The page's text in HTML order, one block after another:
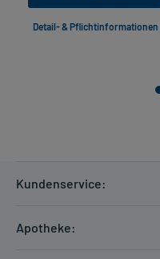
Detail- & Pflichtinformationen
Kundenservice:
Apotheke: